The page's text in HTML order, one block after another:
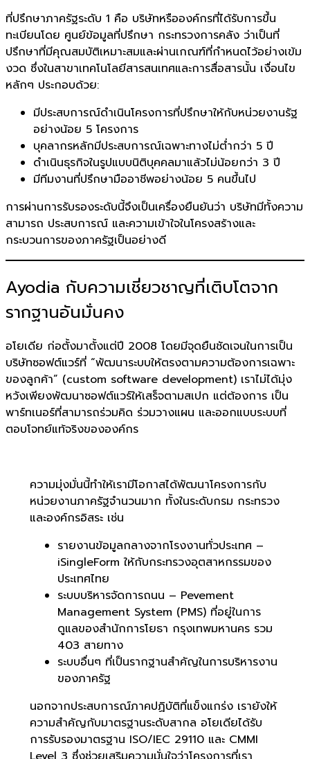
ที่ปรึกษาภาครัฐระดับ 1 คือ บริษัทหรือองค์กรที่ได้รับการขึ้น
ทะเบียนโดย ศูนย์ข้อมูลที่ปรึกษา กระทรวงการคลัง ว่าเป็นที่
ปรึกษาที่มีคุณสมบัติเหมาะสมและผ่านเกณฑ์ที่กำหนดไว้อย่างเข้ม
งวด ซึ่งในสาขาเทคโนโลยีสารสนเทศและการสื่อสารนั้น เงื่อนไข
หลักๆ ประกอบด้วย:
มีประสบการณ์ดำเนินโครงการที่ปรึกษาให้กับหน่วยงานรัฐ
อย่างน้อย 5 โครงการ
บุคลากรหลักมีประสบการณ์เฉพาะทางไม่ต่ำกว่า 5 ปี
ดำเนินธุรกิจในรูปแบบนิติบุคคลมาแล้วไม่น้อยกว่า 3 ปี
มีทีมงานที่ปรึกษามืออาชีพอย่างน้อย 5 คนขึ้นไป
การผ่านการรับรองระดับนี้จึงเป็นเครื่องยืนยันว่า บริษัทมีทั้งความ
สามารถ ประสบการณ์ และความเข้าใจในโครงสร้างและ
กระบวนการของภาครัฐเป็นอย่างดี
Ayodia กับความเชี่ยวชาญที่เติบโตจาก
รากฐานอันมั่นคง
อโยเดีย ก่อตั้งมาตั้งแต่ปี 2008 โดยมีจุดยืนชัดเจนในการเป็น
บริษัทซอฟต์แวร์ที่ “พัฒนาระบบให้ตรงตามความต้องการเฉพาะ
ของลูกค้า” (custom software development) เราไม่ได้มุ่ง
หวังเพียงพัฒนาซอฟต์แวร์ให้เสร็จตามสเปก แต่ต้องการ เป็น
พาร์ทเนอร์ที่สามารถร่วมคิด ร่วมวางแผน และออกแบบระบบที่
ตอบโจทย์แท้จริงขององค์กร
ความมุ่งมั่นนี้ทำให้เรามีโอกาสได้พัฒนาโครงการกับ
หน่วยงานภาครัฐจำนวนมาก ทั้งในระดับกรม กระทรวง
และองค์กรอิสระ เช่น
รายงานข้อมูลกลางจากโรงงานทั่วประเทศ –
iSingleForm ให้กับกระทรวงอุตสาหกรรมของ
ประเทศไทย
ระบบบริหารจัดการถนน – Pevement
Management System (PMS) ที่อยู่ในการ
ดูแลของสำนักการโยธา กรุงเทพมหานคร รวม
403 สายทาง
ระบบอื่นๆ ที่เป็นรากฐานสำคัญในการบริหารงาน
ของภาครัฐ
นอกจากประสบการณ์ภาคปฏิบัติที่แข็งแกร่ง เรายังให้
ความสำคัญกับมาตรฐานระดับสากล อโยเดียได้รับ
การรับรองมาตรฐาน ISO/IEC 29110 และ CMMI